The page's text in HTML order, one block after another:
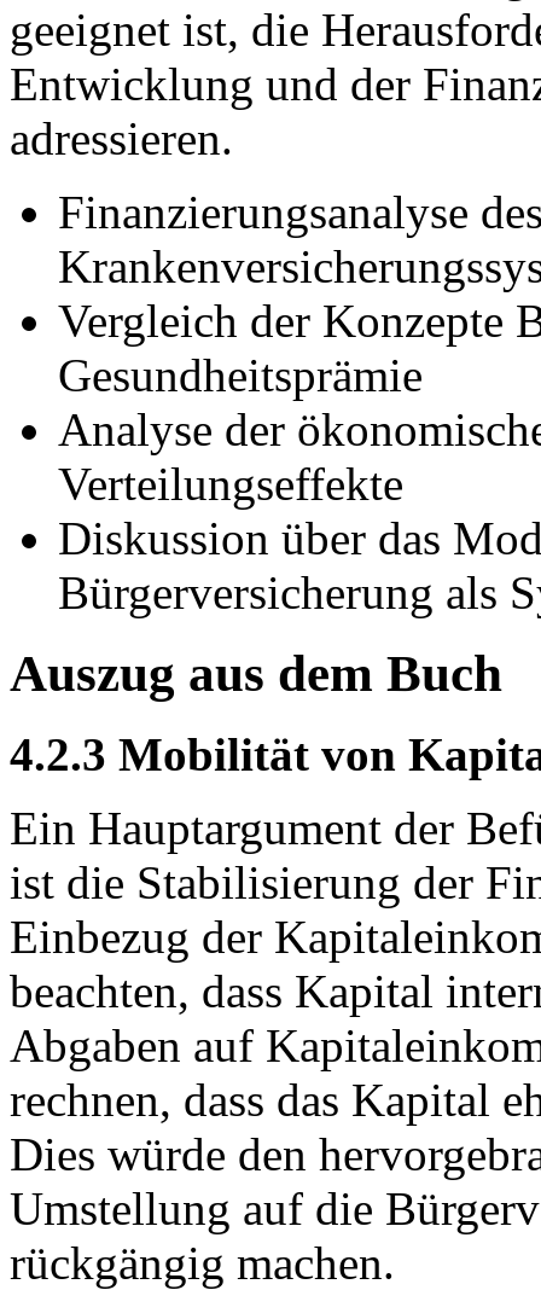
geeignet ist, die
Entwicklung und der
adressieren.
Finanzierungsanalyse
Vergleich der Konzepte
Gesundheitsprämie
Analyse der
Verteilungseffekte
Diskussion über das
Bürgerversicherung als
Auszug aus dem Buch
4.2.3 Mobilität von
Ein Hauptargument der
ist die Stabilisierung der
Einbezug der
beachten, dass Kapital
Abgaben auf
rechnen, dass das Kapital
Dies würde den
Umstellung auf die
rückgängig machen.